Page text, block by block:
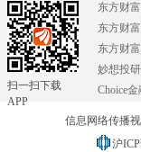
扫一扫下载
APP
东方财
东方财
东方财
妙想投
Choice
信息网络传播
沪